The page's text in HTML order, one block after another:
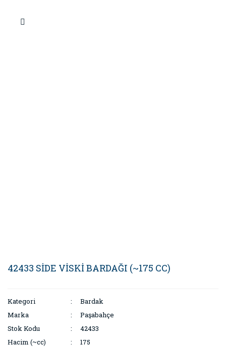
42433 SİDE VİSKİ BARDAĞI (~175 CC)
Kategori
Bardak
Marka
Paşabahçe
Stok Kodu
42433
Hacim (~cc)
175